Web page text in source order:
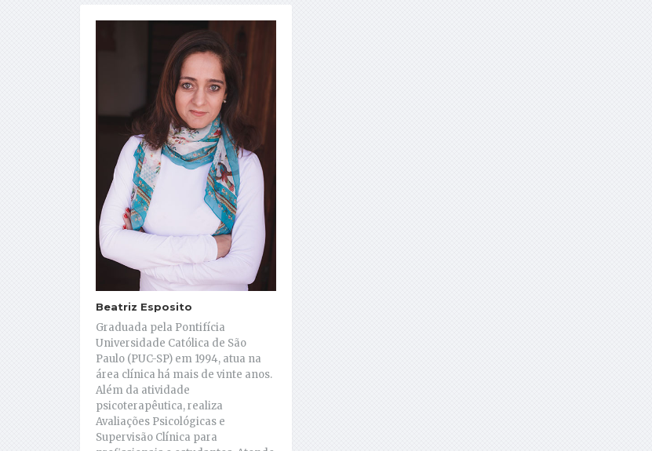
Beatriz Esposito
Graduada pela Pontifícia
Universidade Católica de São
Paulo (PUC-SP) em 1994, atua na
área clínica há mais de vinte anos.
Além da atividade
psicoterapêutica, realiza
Avaliações Psicológicas e
Supervisão Clínica para